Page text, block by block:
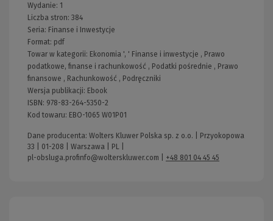
Wydanie: 1
Liczba stron: 384
Seria: Finanse i Inwestycje
Format: pdf
Towar w kategorii: Ekonomia ', ' Finanse i inwestycje , Prawo
podatkowe, finanse i rachunkowość , Podatki pośrednie , Prawo
finansowe , Rachunkowość , Podręczniki
Wersja publikacji: Ebook
ISBN: 978-83-264-5350-2
Kod towaru: EBO-1065 W01P01
Dane producenta: Wolters Kluwer Polska sp. z o.o. | Przyokopowa
33 | 01-208 | Warszawa | PL |
pl-obsluga.profinfo@wolterskluwer.com
+48 801 04 45 45